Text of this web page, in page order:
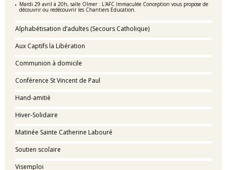
Mardi 29 avril à 20h, salle Olmer : L'AFC Immaculée Conception vous propose de
découvrir ou redécouvrir les Chantiers Education.
Alphabétisation d’adultes (Secours Catholique)
Aux Captifs la Libération
Communion à domicile
Conférence St Vincent de Paul
Hand-amitié
Hiver-Solidaire
Matinée Sainte Catherine Labouré
Soutien scolaire
Visemploi